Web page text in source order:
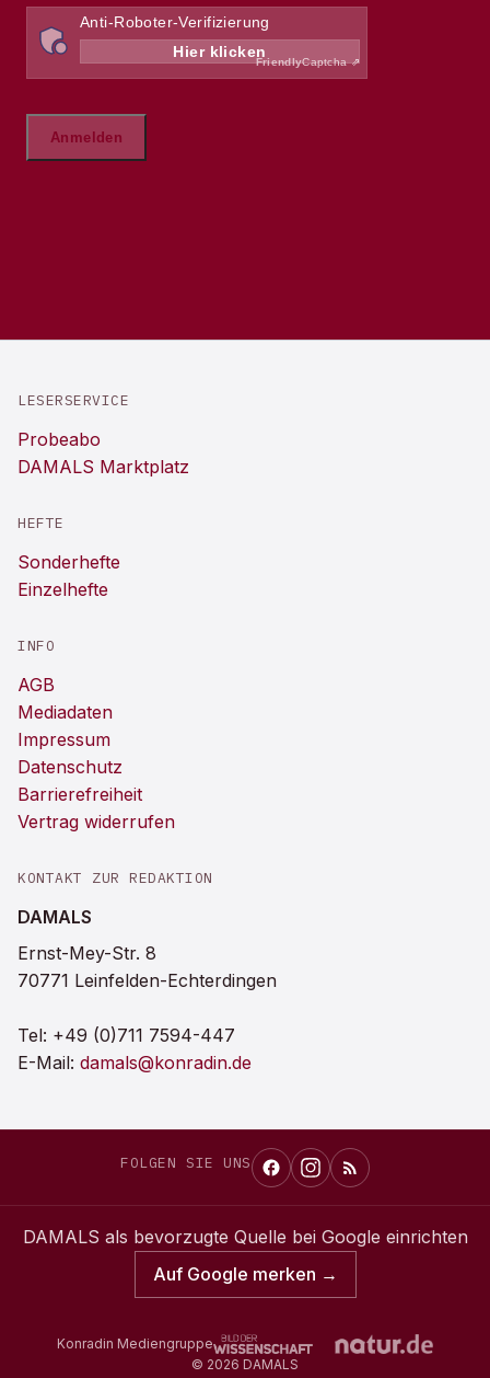
LESERSERVICE
Probeabo
DAMALS Marktplatz
HEFTE
Sonderhefte
Einzelhefte
INFO
AGB
Mediadaten
Impressum
Datenschutz
Barrierefreiheit
Vertrag widerrufen
KONTAKT ZUR REDAKTION
DAMALS
Ernst-Mey-Str. 8
70771 Leinfelden-Echterdingen
Tel: +49 (0)711 7594-447
E-Mail: damals@konradin.de
FOLGEN SIE UNS
DAMALS als bevorzugte Quelle bei Google einrichten
Auf Google merken →
Konradin Mediengruppe
© 2026 DAMALS